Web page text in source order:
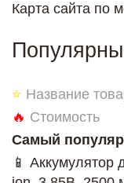
Карта сайта по
⭐ Название
🔥 Стоимость
Самый
📱 Аккумулятор